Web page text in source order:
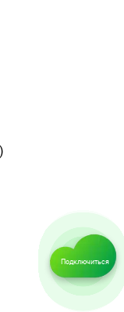
Подключиться